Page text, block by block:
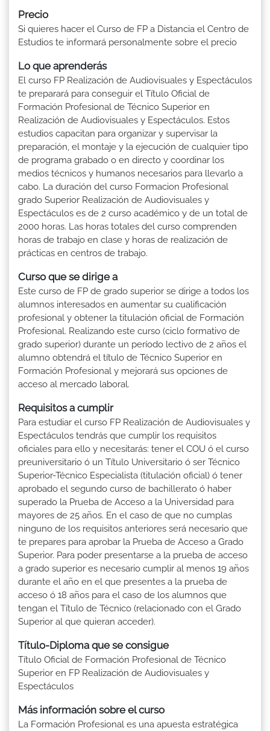
Precio
Si quieres hacer el Curso de FP a Distancia el Centro de
Estudios te informará personalmente sobre el precio
Lo que aprenderás
El curso FP Realización de Audiovisuales y Espectáculos
te preparará para conseguir el Título Oficial de
Formación Profesional de Técnico Superior en
Realización de Audiovisuales y Espectáculos. Estos
estudios capacitan para organizar y supervisar la
preparación, el montaje y la ejecución de cualquier tipo
de programa grabado o en directo y coordinar los
medios técnicos y humanos necesarios para llevarlo a
cabo. La duración del curso Formacion Profesional
grado Superior Realización de Audiovisuales y
Espectáculos es de 2 curso académico y de un total de
2000 horas. Las horas totales del curso comprenden
horas de trabajo en clase y horas de realización de
prácticas en centros de trabajo.
Curso que se dirige a
Este curso de FP de grado superior se dirige a todos los
alumnos interesados en aumentar su cualificación
profesional y obtener la titulación oficial de Formación
Profesional. Realizando este curso (ciclo formativo de
grado superior) durante un período lectivo de 2 años el
alumno obtendrá el título de Técnico Superior en
Formación Profesional y mejorará sus opciones de
acceso al mercado laboral.
Requisitos a cumplir
Para estudiar el curso FP Realización de Audiovisuales y
Espectáculos tendrás que cumplir los requisitos
oficiales para ello y necesitarás: tener el COU ó el curso
preuniversitario ó un Título Universitario ó ser Técnico
Superior-Técnico Especialista (titulación oficial) ó tener
aprobado el segundo curso de bachillerato ó haber
superado la Prueba de Acceso a la Universidad para
mayores de 25 años. En el caso de que no cumplas
ninguno de los requisitos anteriores será necesario que
te prepares para aprobar la Prueba de Acceso a Grado
Superior. Para poder presentarse a la prueba de acceso
a grado superior es necesario cumplir al menos 19 años
durante el año en el que presentes a la prueba de
acceso ó 18 años para el caso de los alumnos que
tengan el Título de Técnico (relacionado con el Grado
Superior al que quieran acceder).
Título-Diploma que se consigue
Título Oficial de Formación Profesional de Técnico
Superior en FP Realización de Audiovisuales y
Espectáculos
Más información sobre el curso
La Formación Profesional es una apuesta estratégica